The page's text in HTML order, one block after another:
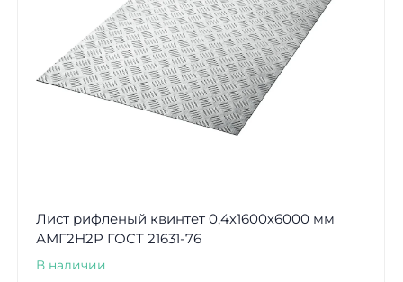
Лист рифленый квинтет 0,4х1600х6000 мм
АМГ2Н2Р ГОСТ 21631-76
В наличии